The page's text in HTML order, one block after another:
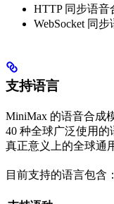
HTTP 同步语音
WebSocket 同
支持语言
MiniMax 的语音合成
40 种全球广泛使用
真正意义上的全球通
目前支持的语言包含：